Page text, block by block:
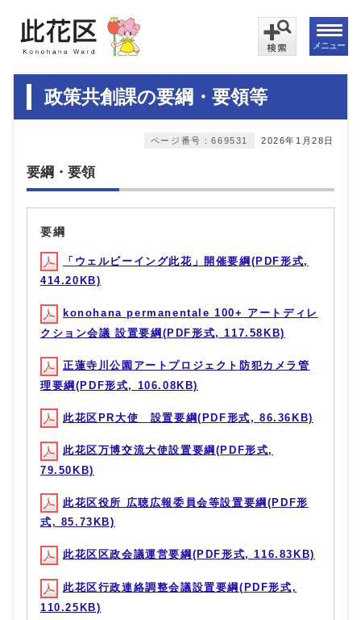
メニュー
政策共創課の要綱・要領等
2026年1月28日
ページ番号：669531
要綱・要領
要綱
「ウェルビーイング此花」開催要綱(PDF形式,
414.20KB)
konohana permanentale 100+ アートディレ
クション会議 設置要綱(PDF形式, 117.58KB)
正蓮寺川公園アートプロジェクト防犯カメラ管
理要綱(PDF形式, 106.08KB)
此花区PR大使 設置要綱(PDF形式, 86.36KB)
此花区万博交流大使設置要綱(PDF形式,
79.50KB)
此花区役所 広聴広報委員会等設置要綱(PDF形
式, 85.73KB)
此花区区政会議運営要綱(PDF形式, 116.83KB)
此花区行政連絡調整会議設置要綱(PDF形式,
110.25KB)